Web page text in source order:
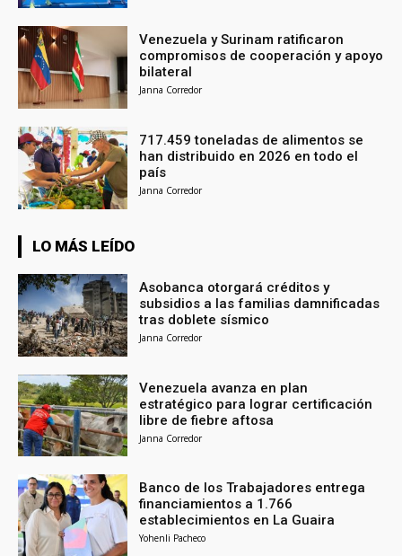
Venezuela y Surinam ratificaron
compromisos de cooperación y apoyo
bilateral
Janna Corredor
717.459 toneladas de alimentos se
han distribuido en 2026 en todo el
país
Janna Corredor
LO MÁS LEÍDO
Asobanca otorgará créditos y
subsidios a las familias damnificadas
tras doblete sísmico
Janna Corredor
Venezuela avanza en plan
estratégico para lograr certificación
libre de fiebre aftosa
Janna Corredor
Banco de los Trabajadores entrega
financiamientos a 1.766
establecimientos en La Guaira
Yohenli Pacheco